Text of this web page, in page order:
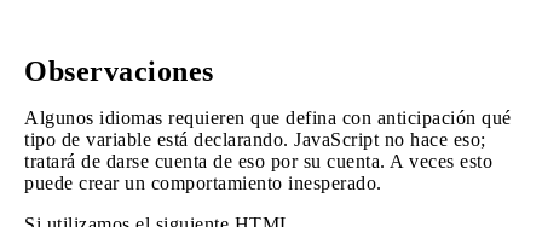
Observaciones
Algunos idiomas requieren que defina con anticipación qué
tipo de variable está declarando. JavaScript no hace eso;
tratará de darse cuenta de eso por su cuenta. A veces esto
puede crear un comportamiento inesperado.